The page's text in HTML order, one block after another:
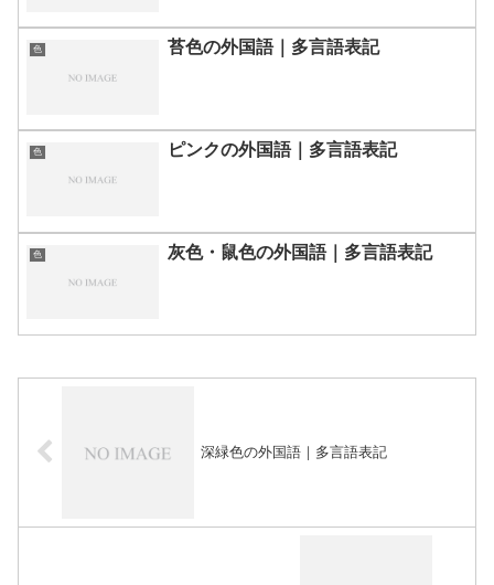
色 苔色の外国語｜多言語表記
色 ピンクの外国語｜多言語表記
色 灰色・鼠色の外国語｜多言語表記
深緑色の外国語｜多言語表記